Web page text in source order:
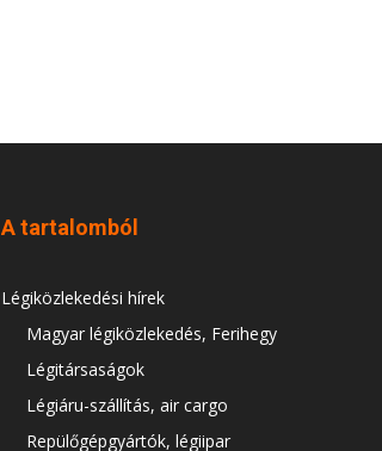
A tartalomból
Légiközlekedési hírek
Magyar légiközlekedés, Ferihegy
Légitársaságok
Légiáru-szállítás, air cargo
Repülőgépgyártók, légiipar